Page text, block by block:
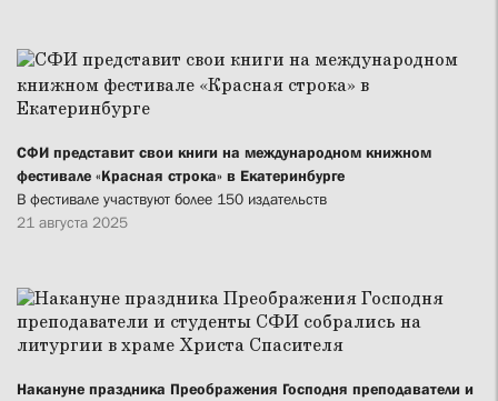
СФИ представит свои книги на международном книжном
фестивале «Красная строка» в Екатеринбурге
В фестивале участвуют более 150 издательств
21 августа 2025
Накануне праздника Преображения Господня преподаватели и